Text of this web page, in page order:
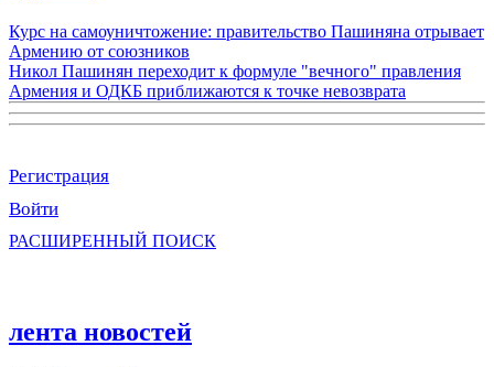
Курс на самоуничтожение: правительство Пашиняна отрывает
Армению от союзников
Никол Пашинян переходит к формуле "вечного" правления
Армения и ОДКБ приближаются к точке невозврата
Регистрация
Войти
РАСШИРЕННЫЙ ПОИСК
лента новостей